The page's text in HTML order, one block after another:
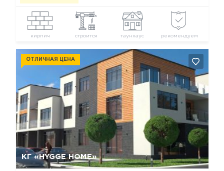
кирпич строится таунхаус рекомендуем
КГ «HYGGE HOME»
ОТЛИЧНАЯ ЦЕНА
Да, удалить Отмена